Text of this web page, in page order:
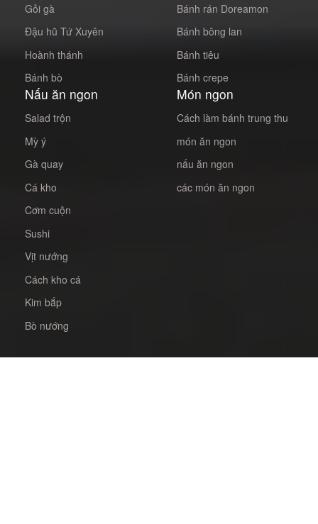
Gỏi gà
Đậu hũ Tứ Xuyên
Hoành thánh
Bánh bò
Bánh rán Doreamon
Bánh bông lan
Bánh tiêu
Bánh crepe
Nấu ăn ngon
Salad trộn
Mỳ ý
Gà quay
Cá kho
Cơm cuộn
Sushi
Vịt nướng
Cách kho cá
Kim bắp
Bò nướng
Món ngon
Cách làm bánh trung thu
món ăn ngon
nấu ăn ngon
các món ăn ngon